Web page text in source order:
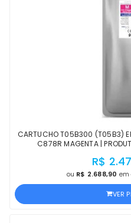
CARTUCHO T05B300 (T05B3)
C878R MAGENTA |
R$
ou R$ 2.688,90 em
VER